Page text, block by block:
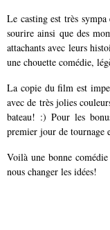
Le casting est très
sourire ainsi que des
attachants avec leurs
une chouette comédie,
La copie du film est
avec de très jolies
bateau! :) Pour les
premier jour de tournage
Voilà une bonne
nous changer les idées!